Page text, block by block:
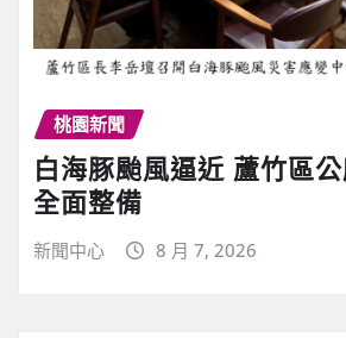
桃園新聞
白海豚颱風逼近 蘆竹區
全面整備
新聞中心 8 月 7, 2026